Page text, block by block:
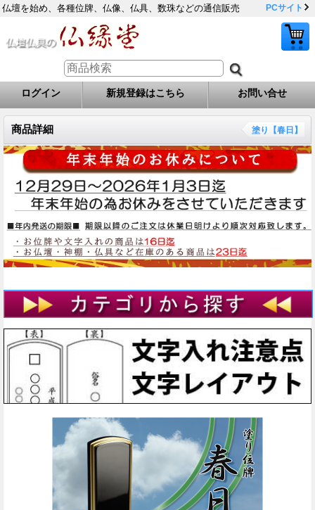
仏壇を始め、各種位牌、仏像、仏具、数珠などの通信販売 PCサイト
ログイン 新規登録はこちら お問い合せ
商品詳細 塗り【春日】